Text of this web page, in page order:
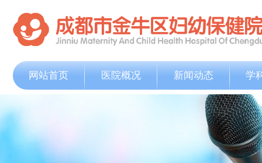
网站首页 医院概况 新闻动态 学